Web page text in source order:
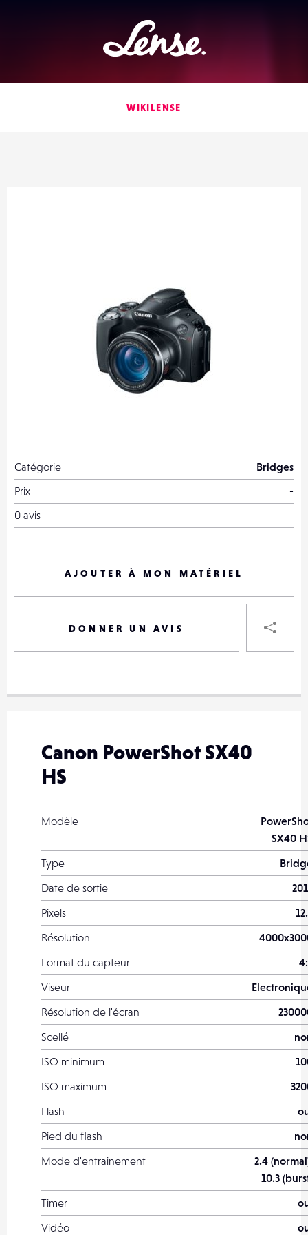
Lense
WIKILENSE
Catégorie
Bridges
Prix
-
0 avis
AJOUTER À MON MATÉRIEL
DONNER UN AVIS
VOTRE
Canon PowerShot SX40
HS
Modèle
SX40
Type
Date de sortie
Pixels
Résolution
Format du capteur
Viseur
Résolution de l'écran
Scellé
ISO minimum
ISO maximum
Flash
Pied du flash
Mode d'entrainement
2.4
10.3
Timer
Vidéo